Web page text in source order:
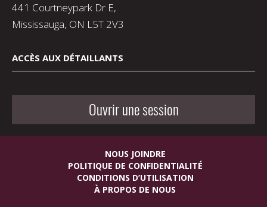
441 Courtneypark Dr E,
Mississauga, ON L5T 2V3
ACCÈS AUX DÉTAILLANTS
Ouvrir une session
NOUS JOINDRE
POLITIQUE DE CONFIDENTIALITÉ
CONDITIONS D’UTILISATION
À PROPOS DE NOUS